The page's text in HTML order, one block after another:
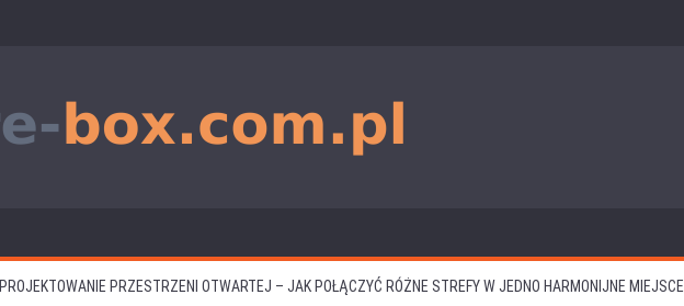
PROJEKTOWANIE PRZESTRZENI OTWARTEJ – JAK POŁĄCZYĆ RÓŻNE STREFY W JEDNO HARMONIJNE MIEJSCE